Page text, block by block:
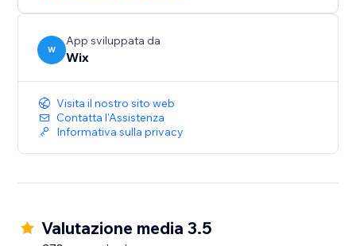
W
App sviluppata da
Wix
Visita il nostro sito web
Contatta l'Assistenza
Informativa sulla privacy
Valutazione media 3.5